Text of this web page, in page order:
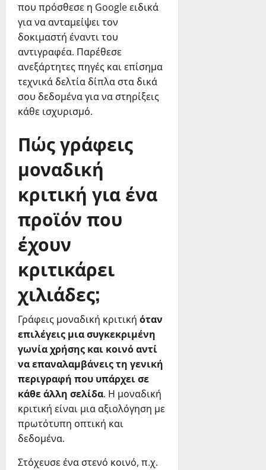
που πρόσθεσε η Google ειδικά
για να ανταμείψει τον
δοκιμαστή έναντι του
αντιγραφέα. Παρέθεσε
ανεξάρτητες πηγές και επίσημα
τεχνικά δελτία δίπλα στα δικά
σου δεδομένα για να στηρίξεις
κάθε ισχυρισμό.
Πώς γράφεις
μοναδική
κριτική για ένα
προϊόν που
έχουν
κριτικάρει
χιλιάδες;
Γράφεις μοναδική κριτική όταν
επιλέγεις μια συγκεκριμένη
γωνία χρήσης και κοινό αντί
να επαναλαμβάνεις τη γενική
περιγραφή που υπάρχει σε
κάθε άλλη σελίδα. Η μοναδική
κριτική είναι μια αξιολόγηση με
πρωτότυπη οπτική και
δεδομένα.
Στόχευσε ένα στενό κοινό, π.χ.